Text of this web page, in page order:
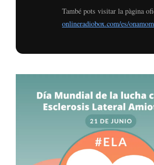
També pots visitar la pàgina
onlineradiobox.com/es/